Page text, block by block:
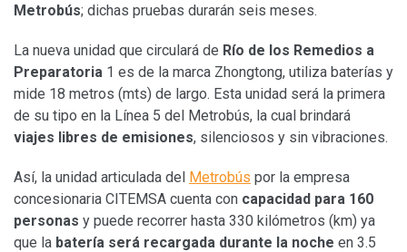
Metrobús; dichas pruebas durarán seis meses.
La nueva unidad que circulará de Río de los Remedios a
Preparatoria 1 es de la marca Zhongtong, utiliza baterías y
mide 18 metros (mts) de largo. Esta unidad será la primera
de su tipo en la Línea 5 del Metrobús, la cual brindará
viajes libres de emisiones, silenciosos y sin vibraciones.
Así, la unidad articulada del Metrobús por la empresa
concesionaria CITEMSA cuenta con capacidad para 160
personas y puede recorrer hasta 330 kilómetros (km) ya
que la batería será recargada durante la noche en 3.5